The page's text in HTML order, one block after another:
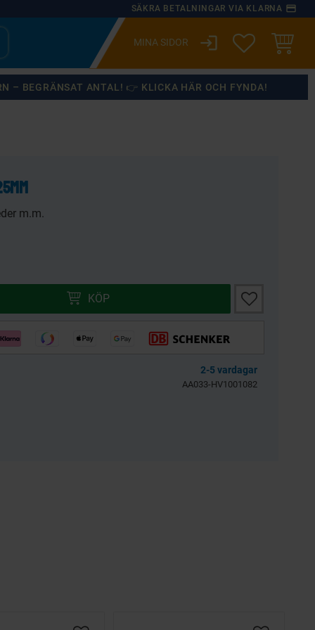
SÄKRA BETALNINGAR VIA KLARNA payment
login ÖNSKELISTA
– BEGRÄNSAT ANTAL! 👉 KLICKA HÄR OCH FYNDA!
2.5kg
Bensinfilter rund
transparent 6mm
Universal
BES039-04-54-301
m.m.
KÖP Lägg till i
2-5 vardagar
AA033-HV1001082